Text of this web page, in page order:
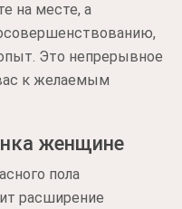
на месте, а
Это непрерывное
к желаемым
женщине
пола
расширение